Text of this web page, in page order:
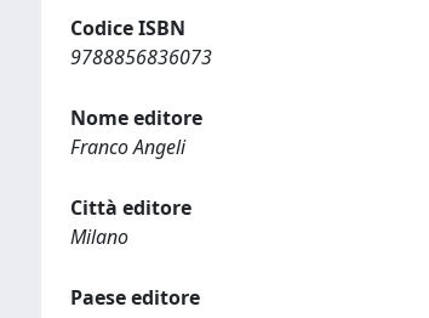
Codice ISBN
9788856836073
Nome editore
Franco Angeli
Città editore
Milano
Paese editore